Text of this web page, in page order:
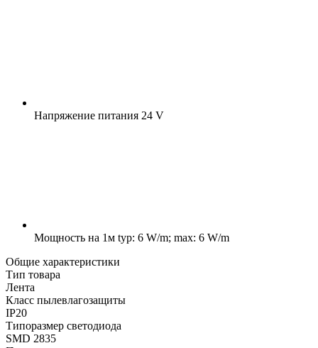
Напряжение питания 24 V
Мощность на 1м typ: 6 W/m; max: 6 W/m
Общие характеристики
Тип товара
Лента
Класс пылевлагозащиты
IP20
Типоразмер светодиода
SMD 2835